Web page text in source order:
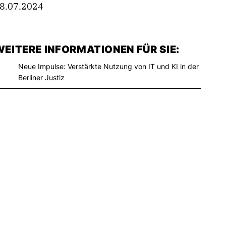
INFORMATIONEN FÜR SIE:
Neue Impulse: Verstärkte Nutzung von IT und KI in der
Berliner Justiz